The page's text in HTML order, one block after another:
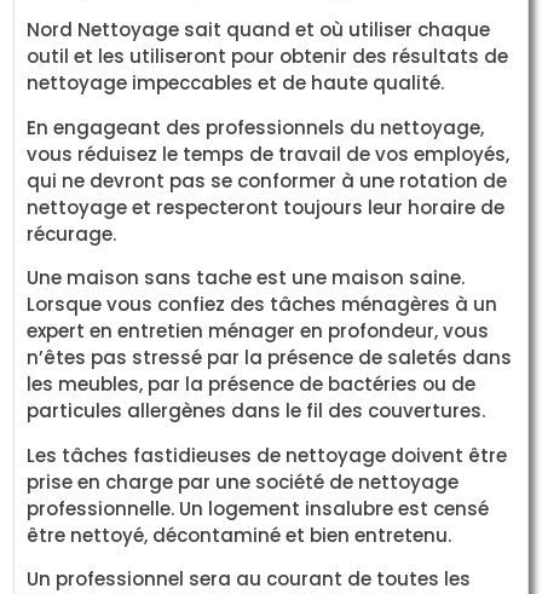
Nord Nettoyage sait quand et où utiliser chaque
outil et les utiliseront pour obtenir des résultats de
nettoyage impeccables et de haute qualité.
En engageant des professionnels du nettoyage,
vous réduisez le temps de travail de vos employés,
qui ne devront pas se conformer à une rotation de
nettoyage et respecteront toujours leur horaire de
récurage.
Une maison sans tache est une maison saine.
Lorsque vous confiez des tâches ménagères à un
expert en entretien ménager en profondeur, vous
n’êtes pas stressé par la présence de saletés dans
les meubles, par la présence de bactéries ou de
particules allergènes dans le fil des couvertures.
Les tâches fastidieuses de nettoyage doivent être
prise en charge par une société de nettoyage
professionnelle. Un logement insalubre est censé
être nettoyé, décontaminé et bien entretenu.
Un professionnel sera au courant de toutes les